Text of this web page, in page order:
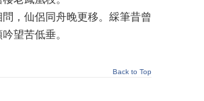
，仙侶同舟晚更移。綵筆昔曾
望苦低垂。
Back to Top